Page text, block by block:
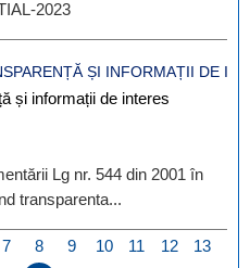
2023
ȘI INFORMAȚII DE
și informații de interes
Lg nr. 544 din 2001 în
transparenta...
7 8 9 10 11 12
13